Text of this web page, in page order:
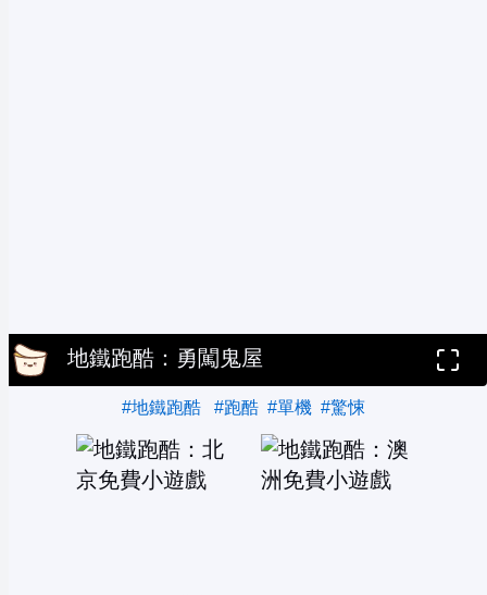
地鐵跑酷：勇闖鬼屋
#地鐵跑酷 #跑酷 #單機 #驚悚